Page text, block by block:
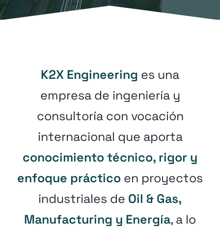
K2X Engineering es una
empresa de ingeniería y
consultoría con vocación
internacional que aporta
conocimiento técnico, rigor y
enfoque práctico en proyectos
industriales de Oil & Gas,
Manufacturing y Energía, a lo